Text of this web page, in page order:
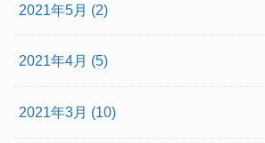
2021年5月 (2)
2021年4月 (5)
2021年3月 (10)